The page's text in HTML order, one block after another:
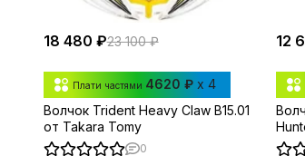
18 480 ₽23 100 ₽
Плати частями 4620 ₽ x 4
Волчок Trident Heavy Claw B15.01
от Takara Tomy
0
12